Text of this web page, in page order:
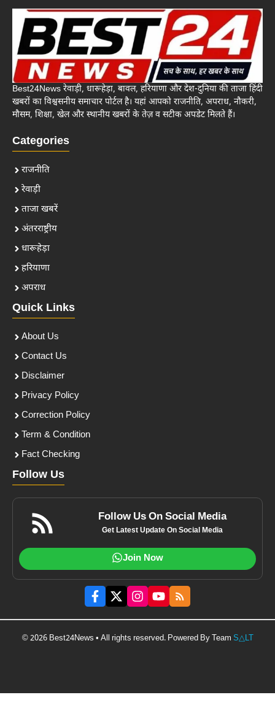
Best24News रेवाड़ी, धारूहेड़ा, बावल, हरियाणा और देश-दुनिया की ताजा हिंदी
खबरों का विश्वसनीय समाचार पोर्टल है। यहां आपको राजनीति, अपराध, नौकरी,
मौसम, शिक्षा, खेल और स्थानीय खबरों के तेज़ व सटीक अपडेट मिलते हैं।
Categories
राजनीति
रेवाड़ी
ताजा खबरें
अंतरराष्ट्रीय
धारूहेड़ा
हरियाणा
अपराध
Quick Links
About Us
Contact Us
Disclaimer
Privacy Policy
Correction Policy
Term & Condition
Fact Checking
Follow Us
Follow Us On Social Media
Get Latest Update On Social Media
Join Now
© 2026 Best24News • All rights reserved. Powered By Team S△LT